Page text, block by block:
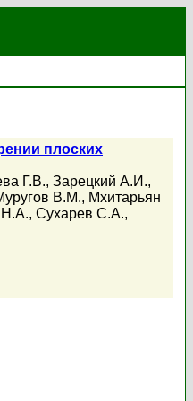
плоских
Г.В., Зарецкий А.И.,
В.М., Мхитарьян
, Сухарев С.А.,